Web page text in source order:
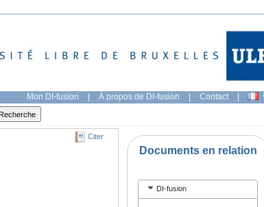
Mon DI-fusion | À propos de DI-fusion | Contact |
Citer
Documents en relation
DI-fusion